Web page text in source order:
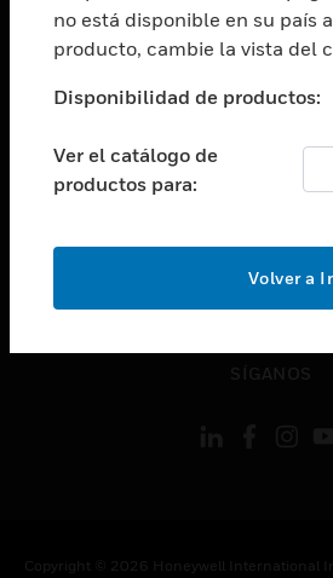
Cambiar vista
ASISTENCIA
Cambiar vista
CARRERAS PROFESIONALES
Cambiar vista
EMPRESA
CONTACTO
LEGAL
Cambiar vista
Copyright © 2026 Honeywell International
no está disponible en su país
producto, cambie la vista del
Disponibilidad de productos:
Ver el catálogo de
productos para:
Volver a